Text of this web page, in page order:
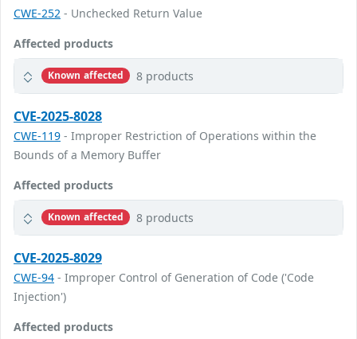
CWE-252 - Unchecked Return Value
Affected products
Known affected 8 products
CVE-2025-8028
CWE-119 - Improper Restriction of Operations within the
Bounds of a Memory Buffer
Affected products
Known affected 8 products
CVE-2025-8029
CWE-94 - Improper Control of Generation of Code ('Code
Injection')
Affected products